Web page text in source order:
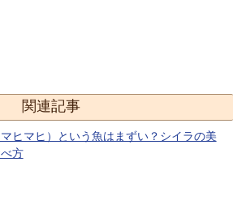
関連記事
ヒマヒ）という魚はまずい？シイラの美
方